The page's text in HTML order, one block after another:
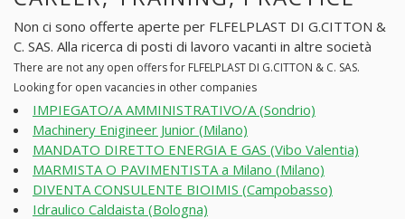
Non ci sono offerte aperte per FLFELPLAST DI G.CITTON &
C. SAS. Alla ricerca di posti di lavoro vacanti in altre società
There are not any open offers for FLFELPLAST DI G.CITTON & C. SAS.
Looking for open vacancies in other companies
IMPIEGATO/A AMMINISTRATIVO/A (Sondrio)
Machinery Enigineer Junior (Milano)
MANDATO DIRETTO ENERGIA E GAS (Vibo Valentia)
MARMISTA O PAVIMENTISTA a Milano (Milano)
DIVENTA CONSULENTE BIOIMIS (Campobasso)
Idraulico Caldaista (Bologna)